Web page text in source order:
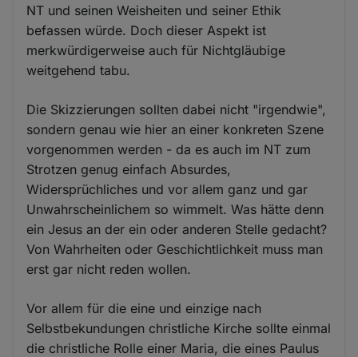
NT und seinen Weisheiten und seiner Ethik
befassen würde. Doch dieser Aspekt ist
merkwürdigerweise auch für Nichtgläubige
weitgehend tabu.
Die Skizzierungen sollten dabei nicht "irgendwie",
sondern genau wie hier an einer konkreten Szene
vorgenommen werden - da es auch im NT zum
Strotzen genug einfach Absurdes,
Widersprüchliches und vor allem ganz und gar
Unwahrscheinlichem so wimmelt. Was hätte denn
ein Jesus an der ein oder anderen Stelle gedacht?
Von Wahrheiten oder Geschichtlichkeit muss man
erst gar nicht reden wollen.
Vor allem für die eine und einzige nach
Selbstbekundungen christliche Kirche sollte einmal
die christliche Rolle einer Maria, die eines Paulus